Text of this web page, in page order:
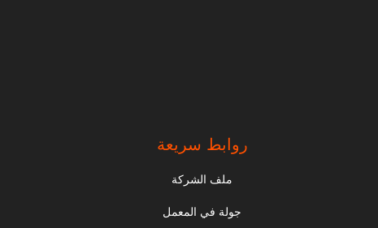
روابط سريعة
ملف الشركة
جولة في المعمل